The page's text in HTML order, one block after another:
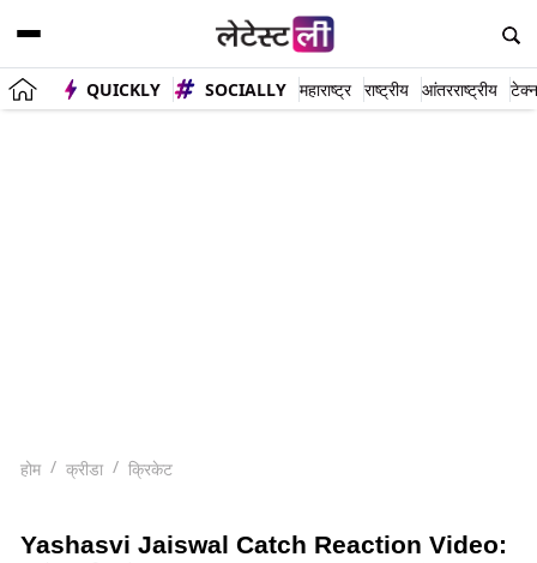
QUICKLY SOCIALLY महाराष्ट्र राष्ट्रीय आंतरराष्ट्रीय
होम क्रीडा क्रिकेट
Yashasvi Jaiswal Catch Reaction Video: